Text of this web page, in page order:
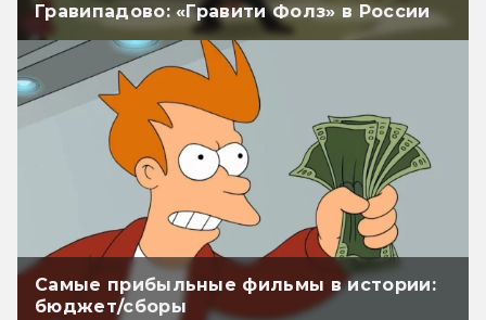
Гравипадово: «Гравити Фолз» в России
Самые прибыльные фильмы в истории:
бюджет/сборы